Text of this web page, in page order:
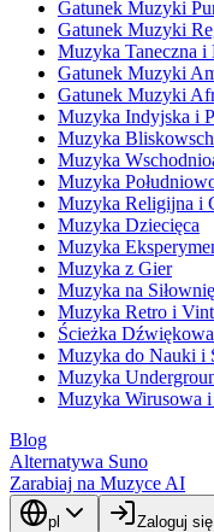
Gatunek Muzyki
Gatunek Muzyki
Muzyka Taneczna i
Gatunek Muzyki
Gatunek Muzyki
Muzyka Indyjska i
Muzyka
Muzyka
Muzyka
Muzyka Religijna i
Muzyka Dziecięca
Muzyka
Muzyka z Gier
Muzyka na Siłownię
Muzyka Retro i
Ścieżka
Muzyka do Nauki i
Muzyka
Muzyka Wirusowa
Blog
Alternatywa Suno
Zarabiaj na Muzyce AI
pl Zaloguj się